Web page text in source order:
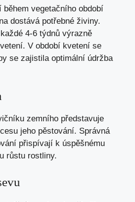
během vegetačního období
dostává potřebné živiny.
4-6 týdnů výrazně
V období kvetení se
se zajistila optimální údržba
zemního představuje
jeho pěstování. Správná
přispívají k úspěšnému
růstu rostliny.